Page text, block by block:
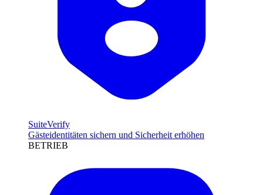
SuiteVerify
Gästeidentitäten sichern und Sicherheit erhöhen
BETRIEB